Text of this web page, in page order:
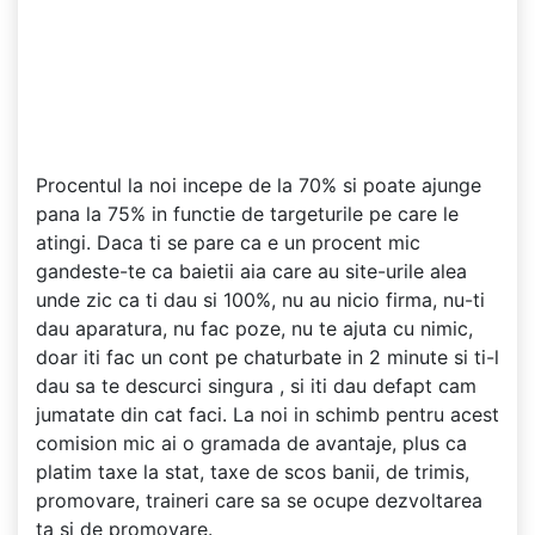
Procentul la noi incepe de la 70% si poate ajunge
pana la 75% in functie de targeturile pe care le
atingi. Daca ti se pare ca e un procent mic
gandeste-te ca baietii aia care au site-urile alea
unde zic ca ti dau si 100%, nu au nicio firma, nu-ti
dau aparatura, nu fac poze, nu te ajuta cu nimic,
doar iti fac un cont pe chaturbate in 2 minute si ti-l
dau sa te descurci singura , si iti dau defapt cam
jumatate din cat faci. La noi in schimb pentru acest
comision mic ai o gramada de avantaje, plus ca
platim taxe la stat, taxe de scos banii, de trimis,
promovare, traineri care sa se ocupe dezvoltarea
ta si de promovare.